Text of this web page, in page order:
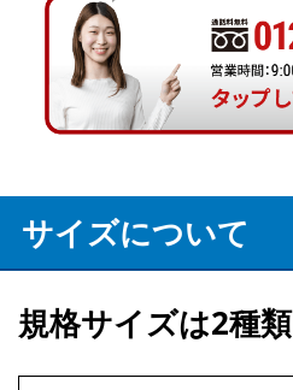
サイズについて
規格サイズは2種類